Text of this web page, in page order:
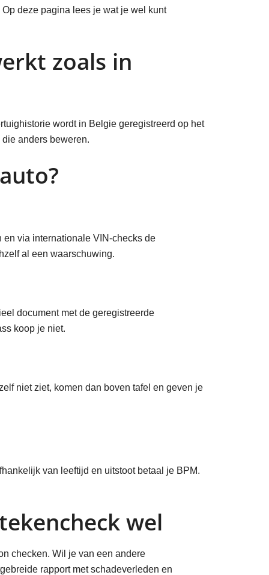
deze pagina lees je wat je wel kunt
zoals in
wordt in Belgie geregistreerd op het
anders beweren.
en via internationale VIN-checks de
al een waarschuwing.
document met de geregistreerde
koop je niet.
niet ziet, komen dan boven tafel en geven je
van leeftijd en uitstoot betaal je BPM.
wel
checken. Wil je van een andere
rapport met schadeverleden en